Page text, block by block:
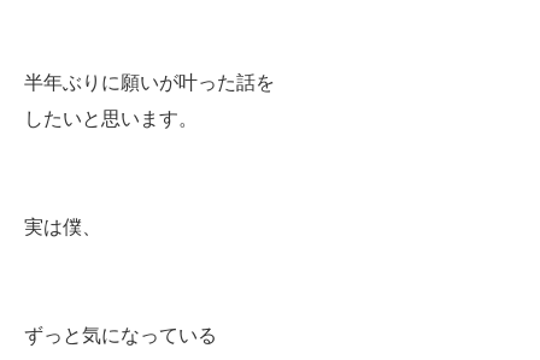
半年ぶりに願いが叶った話を
したいと思います。
実は僕、
ずっと気になっている